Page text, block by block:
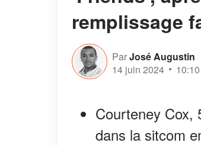
remplissage
ParJosé Augustin
14 juin 2024
10:10
Courteney Cox,
dans la sitcom